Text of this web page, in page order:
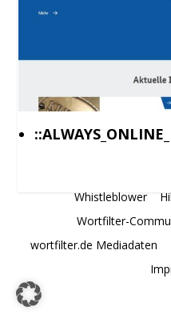
Whistleblower
Wortfilter-
wortfilter.de Mediadaten